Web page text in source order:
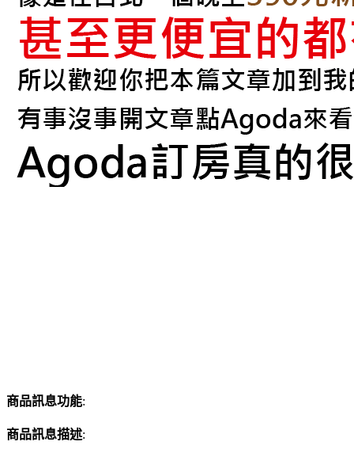
商品訊息功能:
商品訊息描述: